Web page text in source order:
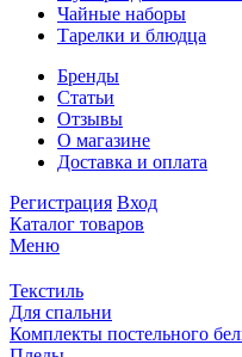
Чайные наборы
Тарелки и блюдца
Бренды
Статьи
Отзывы
О магазине
Доставка и оплата
Регистрация Вход
Каталог товаров
Меню
Текстиль
Для спальни
Комплекты постельного